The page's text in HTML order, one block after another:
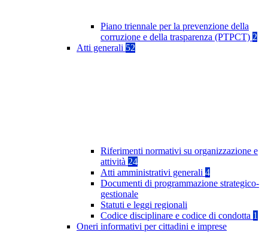
Piano triennale per la prevenzione della
corruzione e della trasparenza (PTPCT) 2
Atti generali 52
Riferimenti normativi su organizzazione e
attività 24
Atti amministrativi generali 4
Documenti di programmazione strategico-
gestionale
Statuti e leggi regionali
Codice disciplinare e codice di condotta 1
Oneri informativi per cittadini e imprese